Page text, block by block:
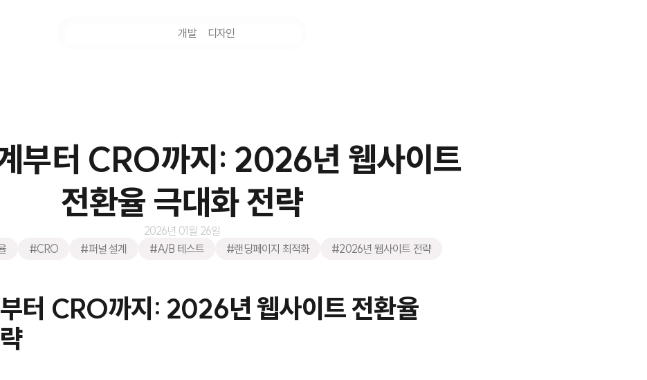
개발 디자인
부터 CRO까지: 2026년 웹사이트
전환율 극대화 전략
2026년 01월 26일
#CRO #퍼널 설계 #A/B 테스트 #랜딩페이지 최적화 #2026년 웹사이트 전략
터 CRO까지: 2026년 웹사이트 전환율